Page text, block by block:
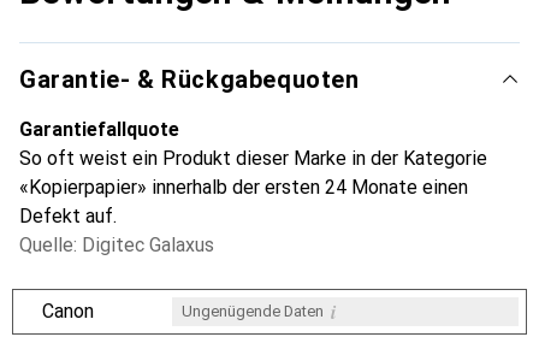
Garantie- & Rückgabequoten
Garantiefallquote
So oft weist ein Produkt dieser Marke in der Kategorie
«Kopierpapier» innerhalb der ersten 24 Monate einen
Defekt auf.
Quelle: Digitec Galaxus
Canon Ungenügende Daten i